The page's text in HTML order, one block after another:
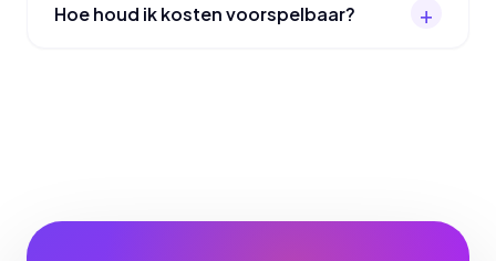
Hoe houd ik kosten voorspelbaar?